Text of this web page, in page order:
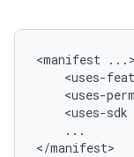
<manifest
<uses-
<uses-
<uses-sdk
...
</manifest>